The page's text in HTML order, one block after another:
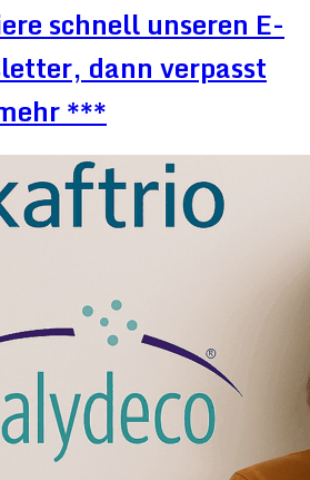
schnell unseren E-
dann verpasst
***